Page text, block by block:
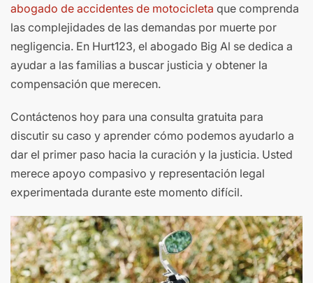
abogado de accidentes de motocicleta que comprenda
las complejidades de las demandas por muerte por
negligencia. En Hurt123, el abogado Big Al se dedica a
ayudar a las familias a buscar justicia y obtener la
compensación que merecen.
Contáctenos hoy para una consulta gratuita para
discutir su caso y aprender cómo podemos ayudarlo a
dar el primer paso hacia la curación y la justicia. Usted
merece apoyo compasivo y representación legal
experimentada durante este momento difícil.